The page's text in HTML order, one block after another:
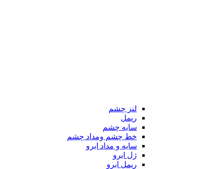
لنز چشم
ریمل
سایه چشم
خط چشم ومداد چشم
سایه و مداد ابرو
ژل ابرو
ریمل ابرو